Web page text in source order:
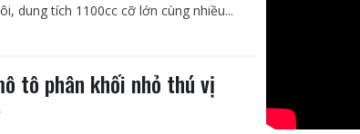
dung tích 1100cc cỡ lớn cùng nhiều...
tô phân khối nhỏ thú vị